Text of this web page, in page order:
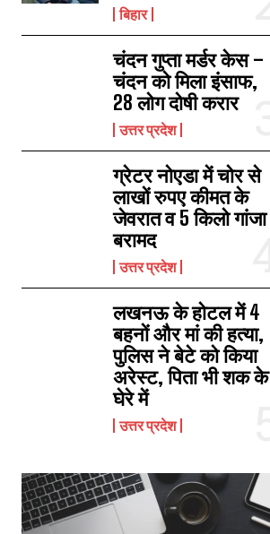
बिहार
चंदन गुप्‍ता मर्डर केस –
चंदन को मिला इंसाफ,
28 लोग दोषी करार
उत्तर प्रदेश
ग्रेटर नोएडा में चोर से
लाखों रुपए कीमत के
जेवरात व 5 किलो गांजा
बरामद
उत्तर प्रदेश
लखनऊ के होटल में 4
बहनों और मां की हत्‍या,
पुलिस ने बेटे को किया
अरेस्‍ट, पिता भी शक के
घेरे में
उत्तर प्रदेश